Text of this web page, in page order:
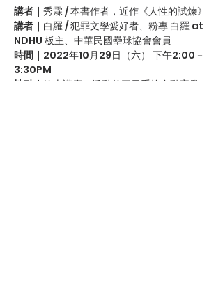
講者｜ 秀霖 / 本書作者，近作《人性的試煉》
講者｜ 白羅 / 犯罪文學愛好者、粉專 白羅 at
NDHU 板主、中華民國壘球協會會員
時間｜ 2022年10月29日（六） 下午2:00－
3:30PM
地點｜ 線上講座／活動前三日系統自動寄發